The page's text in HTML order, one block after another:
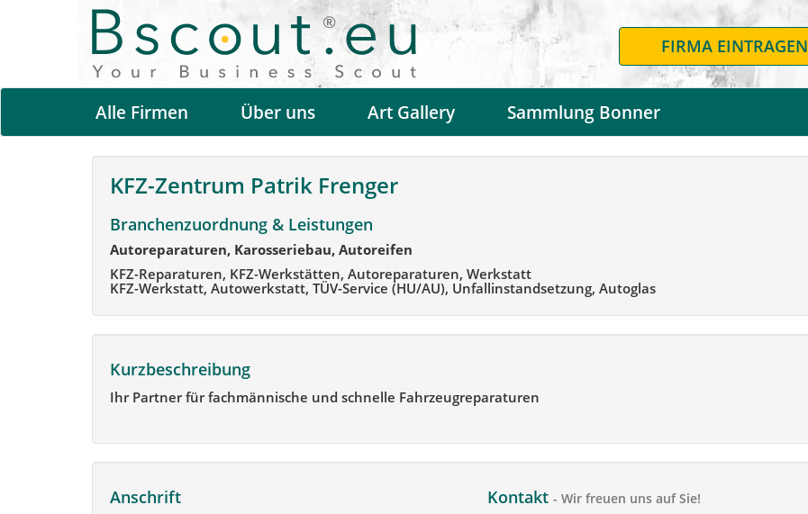
FIRMA EINTRAGEN
Alle Firmen Über uns Art Gallery Sammlung Bonner
KFZ-Zentrum Patrik Frenger
Branchenzuordnung & Leistungen
Autoreparaturen, Karosseriebau, Autoreifen
KFZ-Reparaturen, KFZ-Werkstätten, Autoreparaturen, Werkstatt
KFZ-Werkstatt, Autowerkstatt, TÜV-Service (HU/AU), Unfallinstandsetzung, Autoglas
Kurzbeschreibung
Ihr Partner für fachmännische und schnelle Fahrzeugreparaturen
Anschrift Kontakt - Wir freuen uns auf Sie!